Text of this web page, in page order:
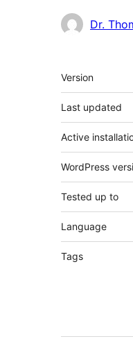
Contributors
Dr.
Meta
Version
Last updated
Active
WordPress
Tested up to
Language
Tags